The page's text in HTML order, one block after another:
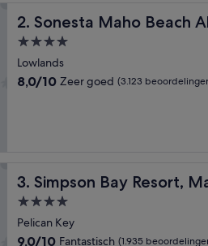
n
n
g
l
e
e
v
e
2. Sonesta Maho Beach
Sonesta Maho Beach All
4.0-
sterrenaccommodatie
Lowlands
8.0
8,0/10 Zeer goed (3.123
3. Simpson Bay Resort,
Simpson Bay Resort, Marina &
4.0-
sterrenaccommodatie
Pelican Key
9.0
9,0/10 Fantastisch (1.935